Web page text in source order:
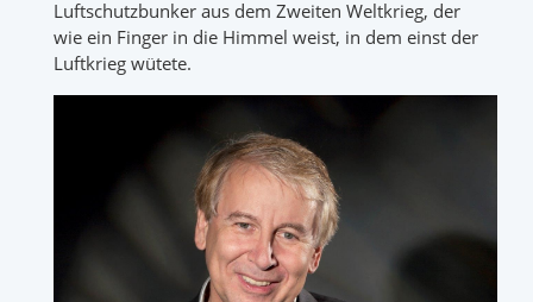
Luftschutzbunker aus dem Zweiten Weltkrieg, der
wie ein Finger in die Himmel weist, in dem einst der
Luftkrieg wütete.